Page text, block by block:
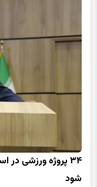
۳۴ پروژه ورزشی
شود